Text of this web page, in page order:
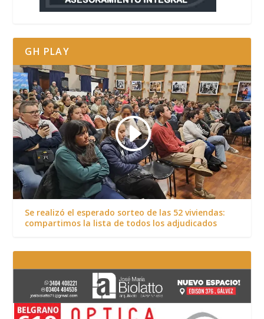
GH PLAY
Se realizó el esperado sorteo de las 52 viviendas:
compartimos la lista de todos los adjudicados